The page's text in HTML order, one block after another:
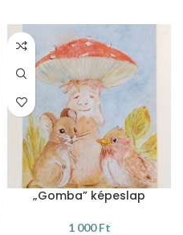
„Gomba” képeslap
1 000Ft